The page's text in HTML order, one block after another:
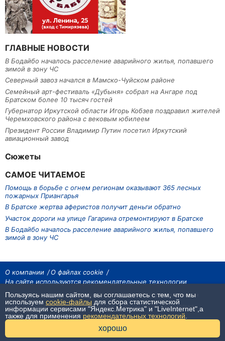
ГЛАВНЫЕ НОВОСТИ
В Бодайбо началось расселение аварийного жилья, попавшего
зимой в зону ЧС
Северный завоз начался в Мамско-Чуйском районе
Семейный арт-фестиваль «Дубыня» собрал на Ангаре под
Братском более 10 тысяч гостей
Губернатор Иркутской области Игорь Кобзев поздравил жителей
Черемховского района с вековым юбилеем
Президент России Владимир Путин посетил Иркутский
авиационный завод
Сюжеты
САМОЕ ЧИТАЕМОЕ
Помощь в борьбе с огнем регионам оказывают 365 лесных
пожарных Приангарья
В Братске жертва аферистов получит деньги обратно
Участок дороги на улице Гагарина отремонтируют в Братске
В Бодайбо началось расселение аварийного жилья, попавшего
зимой в зону ЧС
О компании
О файлах cookie
На сайте используются рекомендательные технологии
На сайте размещаются материалы ИА «Наш Север». Все права охраняются
законом.
При использовании материалов агентства на других сайтах, обязательна
гиперссылка.
Пользуясь нашим сайтом, вы соглашаетесь с тем, что мы
используем cookie-файлы для сбора статистической
информации сервисами "Яндекс.Метрика" и "LiveInternet",а
также для применения рекомендательных технологий
хорошо